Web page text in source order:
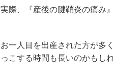
実際、『産後の腱鞘炎の痛み
お一人目を出産された方が多
っこする時間も長いのかもし